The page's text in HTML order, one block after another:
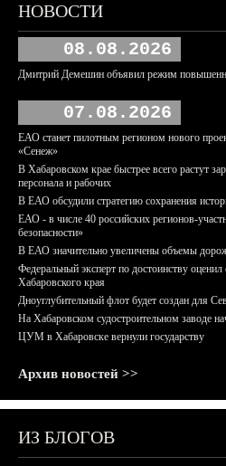
НОВОСТИ
08.08.2026
Дмитрий Демешин объявил режим
07.08.2026
ЕАО станет пилотным регионом нового
«Сенеж»
В Хабаровском крае быстрее всего растут
персонала и рабочих
В ЕАО обсудили стратегию сохранения
ЕАО - в числе 40 российских регионов-
безопасности»
В ЕАО значительно увеличены объемы
Федеральный эксперт по достоинству
Хабаровского края
Дноуглубительный флот будет создан для
На Хабаровском судостроительном заводе
ЦУМ в Хабаровске вернули государству
Архив новостей >>
ИЗ БЛОГОВ